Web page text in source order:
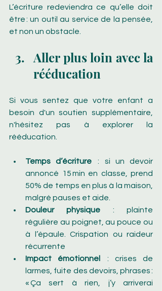
L’écriture redeviendra ce qu’elle doit
être : un outil au service de la pensée,
et non un obstacle.
Aller plus loin avec la
rééducation
Si vous sentez que votre enfant a
besoin d'un soutien supplémentaire,
n'hésitez pas à explorer la
rééducation.
Temps d’écriture : si un devoir
annoncé 15 min en classe, prend
50% de temps en plus à la maison,
malgré pauses et aide.
Douleur physique
: plainte
régulière au poignet, au pouce ou
à l’épaule. Crispation ou raideur
récurrente
Impact émotionnel
: crises de
larmes, fuite des devoirs, phrases :
« Ça sert à rien, j’y arriverai